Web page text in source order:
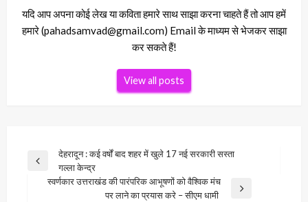
यदि आप अपना कोई लेख या कविता हमारे साथ साझा करना चाहते हैं तो आप हमें
हमारे (pahadsamvad@gmail.com) Email के माध्यम से भेजकर साझा
कर सकते हैं!
View all posts
Post
navigation
Previous
देहरादून : कई वर्षों बाद शहर में खुले 17 नई सरकारी सस्ता
गल्ला केन्द्र
स्वर्णकार उत्तराखंड की पारंपरिक आभूषणों को वैश्विक मंच
पर लाने का प्रयास करे – सीएम धामी